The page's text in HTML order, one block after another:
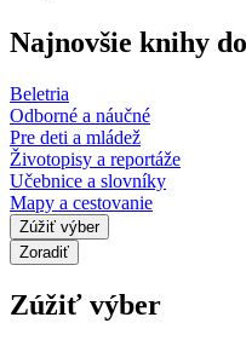
Najnovšie knihy
Beletria
Odborné a náučné
Pre deti a mládež
Životopisy a reportáže
Učebnice a slovníky
Mapy a cestovanie
Zúžiť výber
Zoradiť
Zúžiť výber